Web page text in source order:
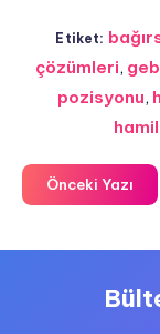
Etiket:
çözümleri,
pozisyonu,
Önceki Yazı